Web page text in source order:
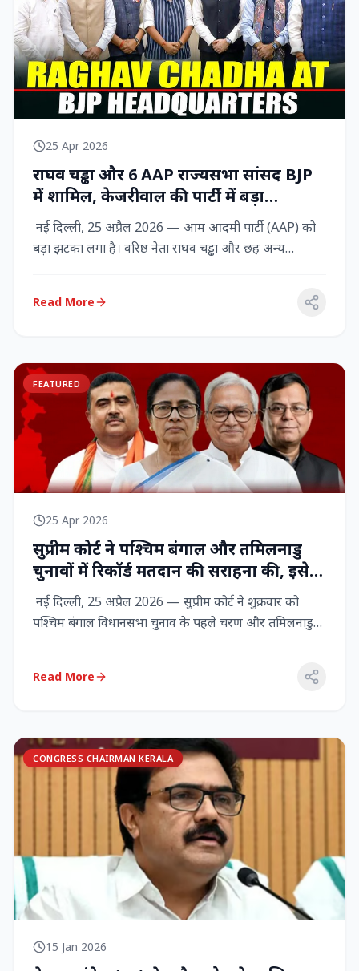
25 Apr 2026
राघव चड्ढा और 6 AAP राज्‍यसभा सांसद BJP
में शामिल, केजरीवाल की पार्टी में बड़ा
राजनीतिक विद्रोह
नई दिल्ली, 25 अप्रैल 2026 — आम आदमी पार्टी (AAP) को
बड़ा झटका लगा है। वरिष्ठ नेता राघव चड्ढा और छह अन्य
Read More
FEATURED
25 Apr 2026
सुप्रीम कोर्ट ने पश्चिम बंगाल और तमिलनाडु
चुनावों में रिकॉर्ड मतदान की सराहना की, इसे
नागरिक शक्ति का प्रदर्शन बताया
नई दिल्ली, 25 अप्रैल 2026 — सुप्रीम कोर्ट ने शुक्रवार को
पश्चिम बंगाल विधानसभा चुनाव के पहले चरण और तमिलनाडु
Read More
CONGRESS CHAIRMAN KERALA
15 Jan 2026